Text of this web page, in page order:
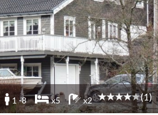
1 -8 x5 x2 (1)